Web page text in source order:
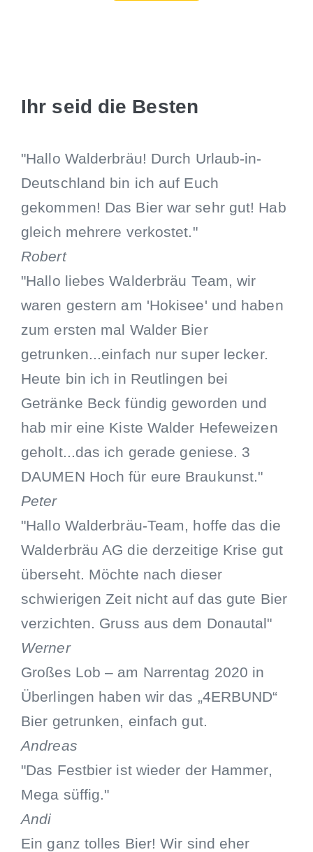
Ihr seid die Besten
"Hallo Walderbräu! Durch Urlaub-in-
Deutschland bin ich auf Euch
gekommen! Das Bier war sehr gut! Hab
gleich mehrere verkostet."
Robert
"Hallo liebes Walderbräu Team, wir
waren gestern am 'Hokisee' und haben
zum ersten mal Walder Bier
getrunken...einfach nur super lecker.
Heute bin ich in Reutlingen bei
Getränke Beck fündig geworden und
hab mir eine Kiste Walder Hefeweizen
geholt...das ich gerade geniese. 3
DAUMEN Hoch für eure Braukunst."
Peter
"Hallo Walderbräu-Team, hoffe das die
Walderbräu AG die derzeitige Krise gut
überseht. Möchte nach dieser
schwierigen Zeit nicht auf das gute Bier
verzichten. Gruss aus dem Donautal"
Werner
Großes Lob – am Narrentag 2020 in
Überlingen haben wir das „4ERBUND“
Bier getrunken, einfach gut.
Andreas
"Das Festbier ist wieder der Hammer,
Mega süffig."
Andi
Ein ganz tolles Bier! Wir sind eher